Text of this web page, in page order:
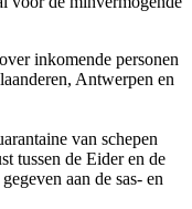
inkomende personen
Antwerpen en
van schepen
tussen de Eider en de
aan de sas- en